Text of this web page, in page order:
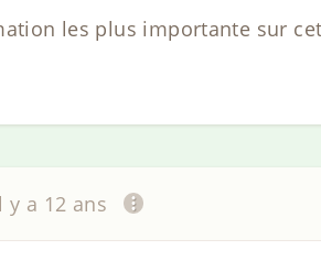
les plus importante sur
y a 12 ans